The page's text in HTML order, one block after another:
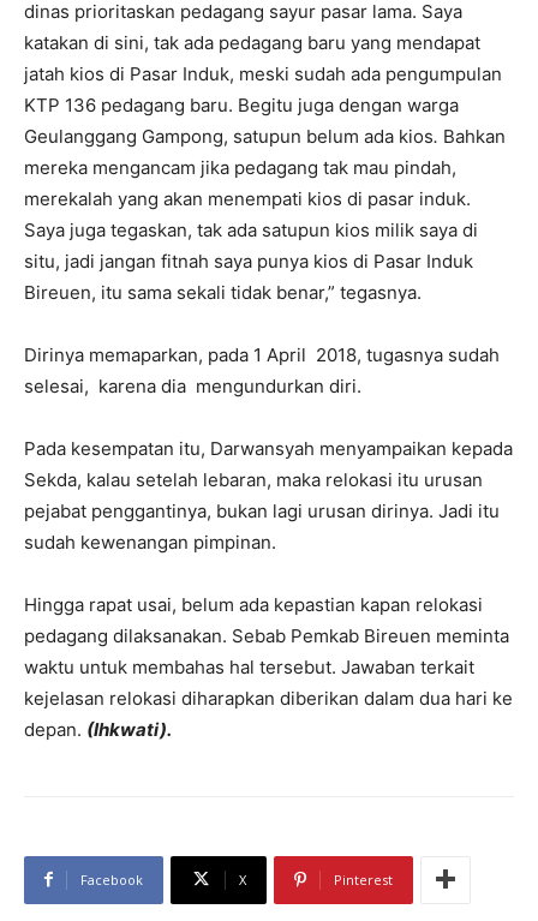
dinas prioritaskan pedagang sayur pasar lama. Saya
katakan di sini, tak ada pedagang baru yang mendapat
jatah kios di Pasar Induk, meski sudah ada pengumpulan
KTP 136 pedagang baru. Begitu juga dengan warga
Geulanggang Gampong, satupun belum ada kios. Bahkan
mereka mengancam jika pedagang tak mau pindah,
merekalah yang akan menempati kios di pasar induk.
Saya juga tegaskan, tak ada satupun kios milik saya di
situ, jadi jangan fitnah saya punya kios di Pasar Induk
Bireuen, itu sama sekali tidak benar,” tegasnya.
Dirinya memaparkan, pada 1 April 2018, tugasnya sudah
selesai, karena dia mengundurkan diri.
Pada kesempatan itu, Darwansyah menyampaikan kepada
Sekda, kalau setelah lebaran, maka relokasi itu urusan
pejabat penggantinya, bukan lagi urusan dirinya. Jadi itu
sudah kewenangan pimpinan.
Hingga rapat usai, belum ada kepastian kapan relokasi
pedagang dilaksanakan. Sebab Pemkab Bireuen meminta
waktu untuk membahas hal tersebut. Jawaban terkait
kejelasan relokasi diharapkan diberikan dalam dua hari ke
depan. (Ihkwati).
Facebook X Pinterest